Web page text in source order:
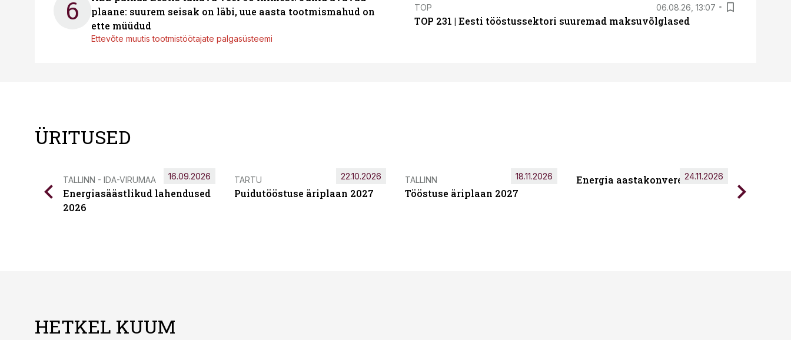
6
plaane: suurem seisak on läbi, uue aasta tootmismahud on
ette müüdud
Ettevõte muutis tootmistöötajate palgasüsteemi
TOP 06.08.26, 13:07
TOP 231 | Eesti tööstussektori suuremad maksuvõlglased
ÜRITUSED
TALLINN - IDA-VIRUMAA
Energiasäästlikud lahendused
2026
16.09.2026 TARTU
Puidutööstuse äriplaan 2027
22.10.2026 TALLINN
Tööstuse äriplaan 2027
18.11.2026 Energia aastakonverents 2026
24.11.2026
HETKEL KUUM